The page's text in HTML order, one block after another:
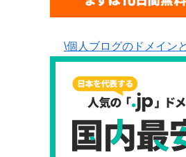
\個人ブログのドメイン